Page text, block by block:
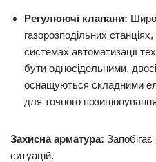
Регулюючі клапани:
газорозподільних
системах автоматизації
бути односідельними,
оснащуються складними
для точного
Захисна арматура:
ситуацій.